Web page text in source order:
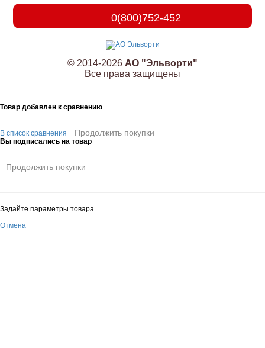
0(800)752-452
© 2014-2026 АО "Эльворти"
Все права защищены
Товар добавлен к сравнению
В список сравнения Продолжить покупки
Вы подписались на товар
Продолжить покупки
Задайте параметры товара
Отмена